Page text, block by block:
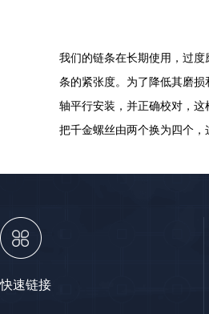
我们的链条在长期使用，过
条的紧张度。为了降低其磨
轴平行安装，并正确校对，
把千金螺丝由两个换为四个
快速链接